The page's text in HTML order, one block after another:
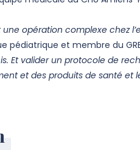
opération complexe chez
pédiatrique et membre du
Et valider un protocole de
et des produits de santé et